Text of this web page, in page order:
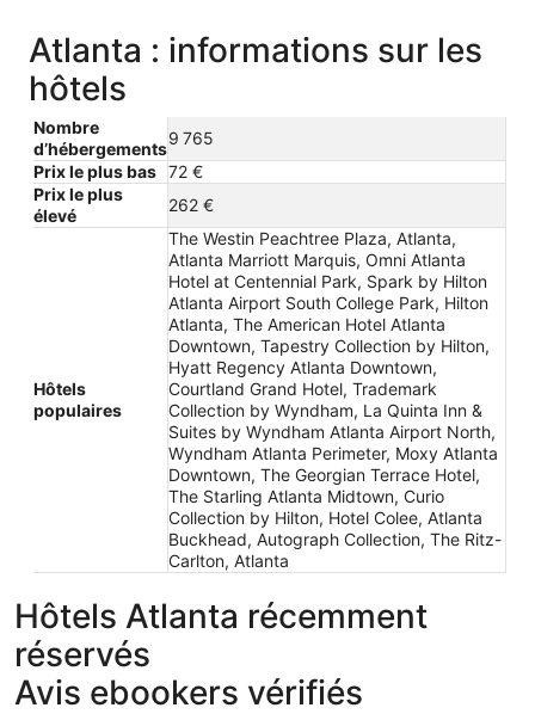
Atlanta : informations sur les
hôtels
Nombre
d’hébergements
9 765
Prix le plus bas 72 €
Prix le plus
élevé
262 €
Hôtels
populaires
The Westin Peachtree Plaza, Atlanta,
Atlanta Marriott Marquis, Omni Atlanta
Hotel at Centennial Park, Spark by Hilton
Atlanta Airport South College Park, Hilton
Atlanta, The American Hotel Atlanta
Downtown, Tapestry Collection by Hilton,
Hyatt Regency Atlanta Downtown,
Courtland Grand Hotel, Trademark
Collection by Wyndham, La Quinta Inn &
Suites by Wyndham Atlanta Airport North,
Wyndham Atlanta Perimeter, Moxy Atlanta
Downtown, The Georgian Terrace Hotel,
The Starling Atlanta Midtown, Curio
Collection by Hilton, Hotel Colee, Atlanta
Buckhead, Autograph Collection, The Ritz-
Carlton, Atlanta
Hôtels Atlanta récemment
réservés
Avis ebookers vérifiés